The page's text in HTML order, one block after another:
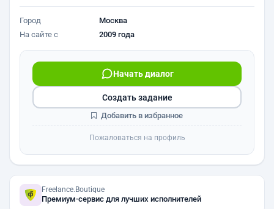
Город
Москва
На сайте с
2009 года
Начать диалог
Создать задание
Добавить в избранное
Пожаловаться на профиль
Freelance.Boutique
Премиум-сервис для лучших исполнителей